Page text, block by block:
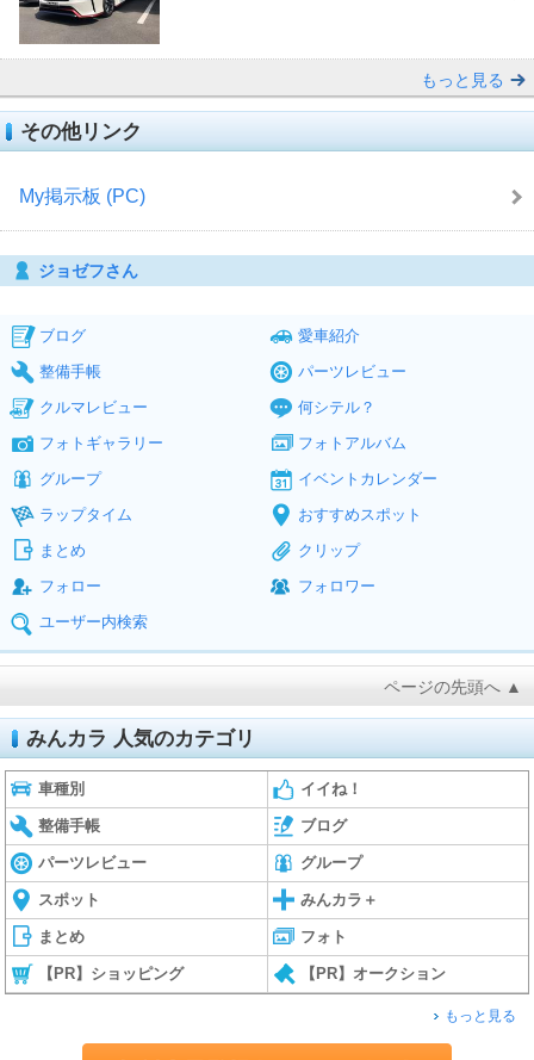
もっと見る
その他リンク
My掲示板 (PC)
ジョゼフさん
ブログ
愛車紹介
整備手帳
パーツレビュー
クルマレビュー
何シテル？
フォトギャラリー
フォトアルバム
グループ
イベントカレンダー
ラップタイム
おすすめスポット
まとめ
クリップ
フォロー
フォロワー
ユーザー内検索
ページの先頭へ ▲
みんカラ 人気のカテゴリ
車種別 イイね！
整備手帳 ブログ
パーツレビュー グループ
スポット みんカラ＋
まとめ フォト
【PR】ショッピング 【PR】オークション
もっと見る